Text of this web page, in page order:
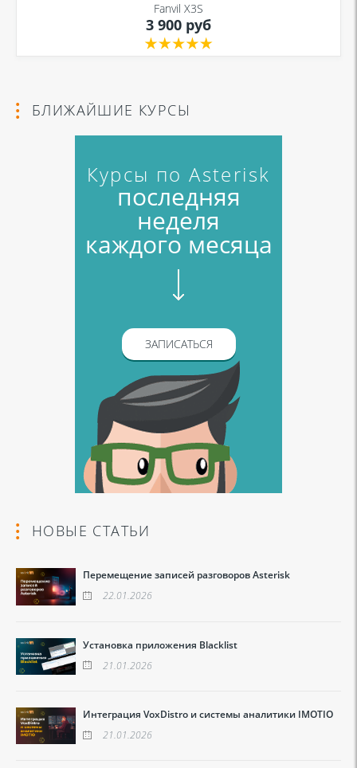
Fanvil X3S
3 900 руб
БЛИЖАЙШИЕ КУРСЫ
Курсы по Asterisk
последняя
неделя
каждого месяца
ЗАПИСАТЬСЯ
НОВЫЕ СТАТЬИ
Перемещение записей разговоров Asterisk
22.01.2026
Установка приложения Blacklist
21.01.2026
Интеграция VoxDistro и системы аналитики IMOTIO
21.01.2026